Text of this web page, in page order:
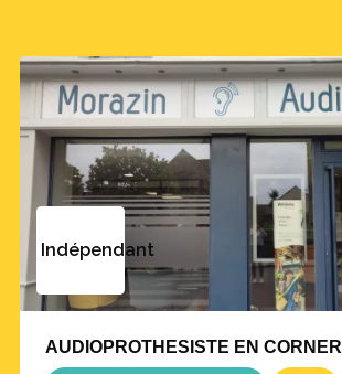
Indépendant
AUDIOPROTHESISTE EN CORNER